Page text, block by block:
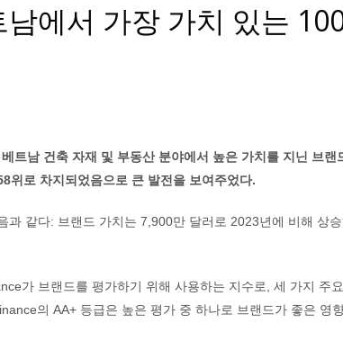
에서 가장 가치 있는
트남 건축 자재 및 부동산 분야에서 높은 가치를 지닌 브랜
위로 차지되었음으로 큰 발전을 보여주었다.
과 같다: 브랜드 가치는 7,900만 달러로 2023년에 비해 상
가 브랜드를 평가하기 위해 사용하는 지수로, 세 가지 주
의 AA+ 등급은 높은 평가 중 하나로 브랜드가 좋은 영